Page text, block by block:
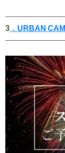
3 ．URBAN